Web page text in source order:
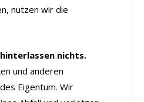
nutzen wir die
nichts.
und anderen
Eigentum. Wir